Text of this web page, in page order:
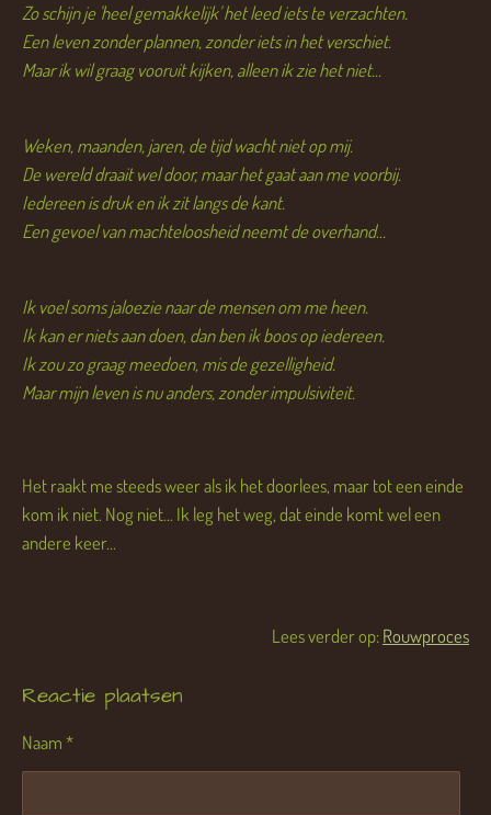
Zo schijn je 'heel gemakkelijk' het leed iets te verzachten.
Een leven zonder plannen, zonder iets in het verschiet.
Maar ik wil graag vooruit kijken, alleen ik zie het niet...
Weken, maanden, jaren, de tijd wacht niet op mij.
De wereld draait wel door, maar het gaat aan me voorbij.
Iedereen is druk en ik zit langs de kant.
Een gevoel van machteloosheid neemt de overhand...
Ik voel soms jaloezie naar de mensen om me heen.
Ik kan er niets aan doen, dan ben ik boos op iedereen.
Ik zou zo graag meedoen, mis de gezelligheid.
Maar mijn leven is nu anders, zonder impulsiviteit.
Het raakt me steeds weer als ik het doorlees, maar tot een einde
kom ik niet. Nog niet... Ik leg het weg, dat einde komt wel een
andere keer...
Lees verder op:Rouwproces
Reactie plaatsen
Naam *